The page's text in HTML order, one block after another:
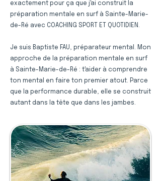
exactement pour ça que j'ai construit la
préparation mentale en surf à Sainte-Marie-
de-Ré avec COACHING SPORT ET QUOTIDIEN.
Je suis Baptiste FAU, préparateur mental. Mon
approche de la préparation mentale en surf
à Sainte-Marie-de-Ré : t'aider à comprendre
ton mental en faire ton premier atout. Parce
que la performance durable, elle se construit
autant dans la tête que dans les jambes.